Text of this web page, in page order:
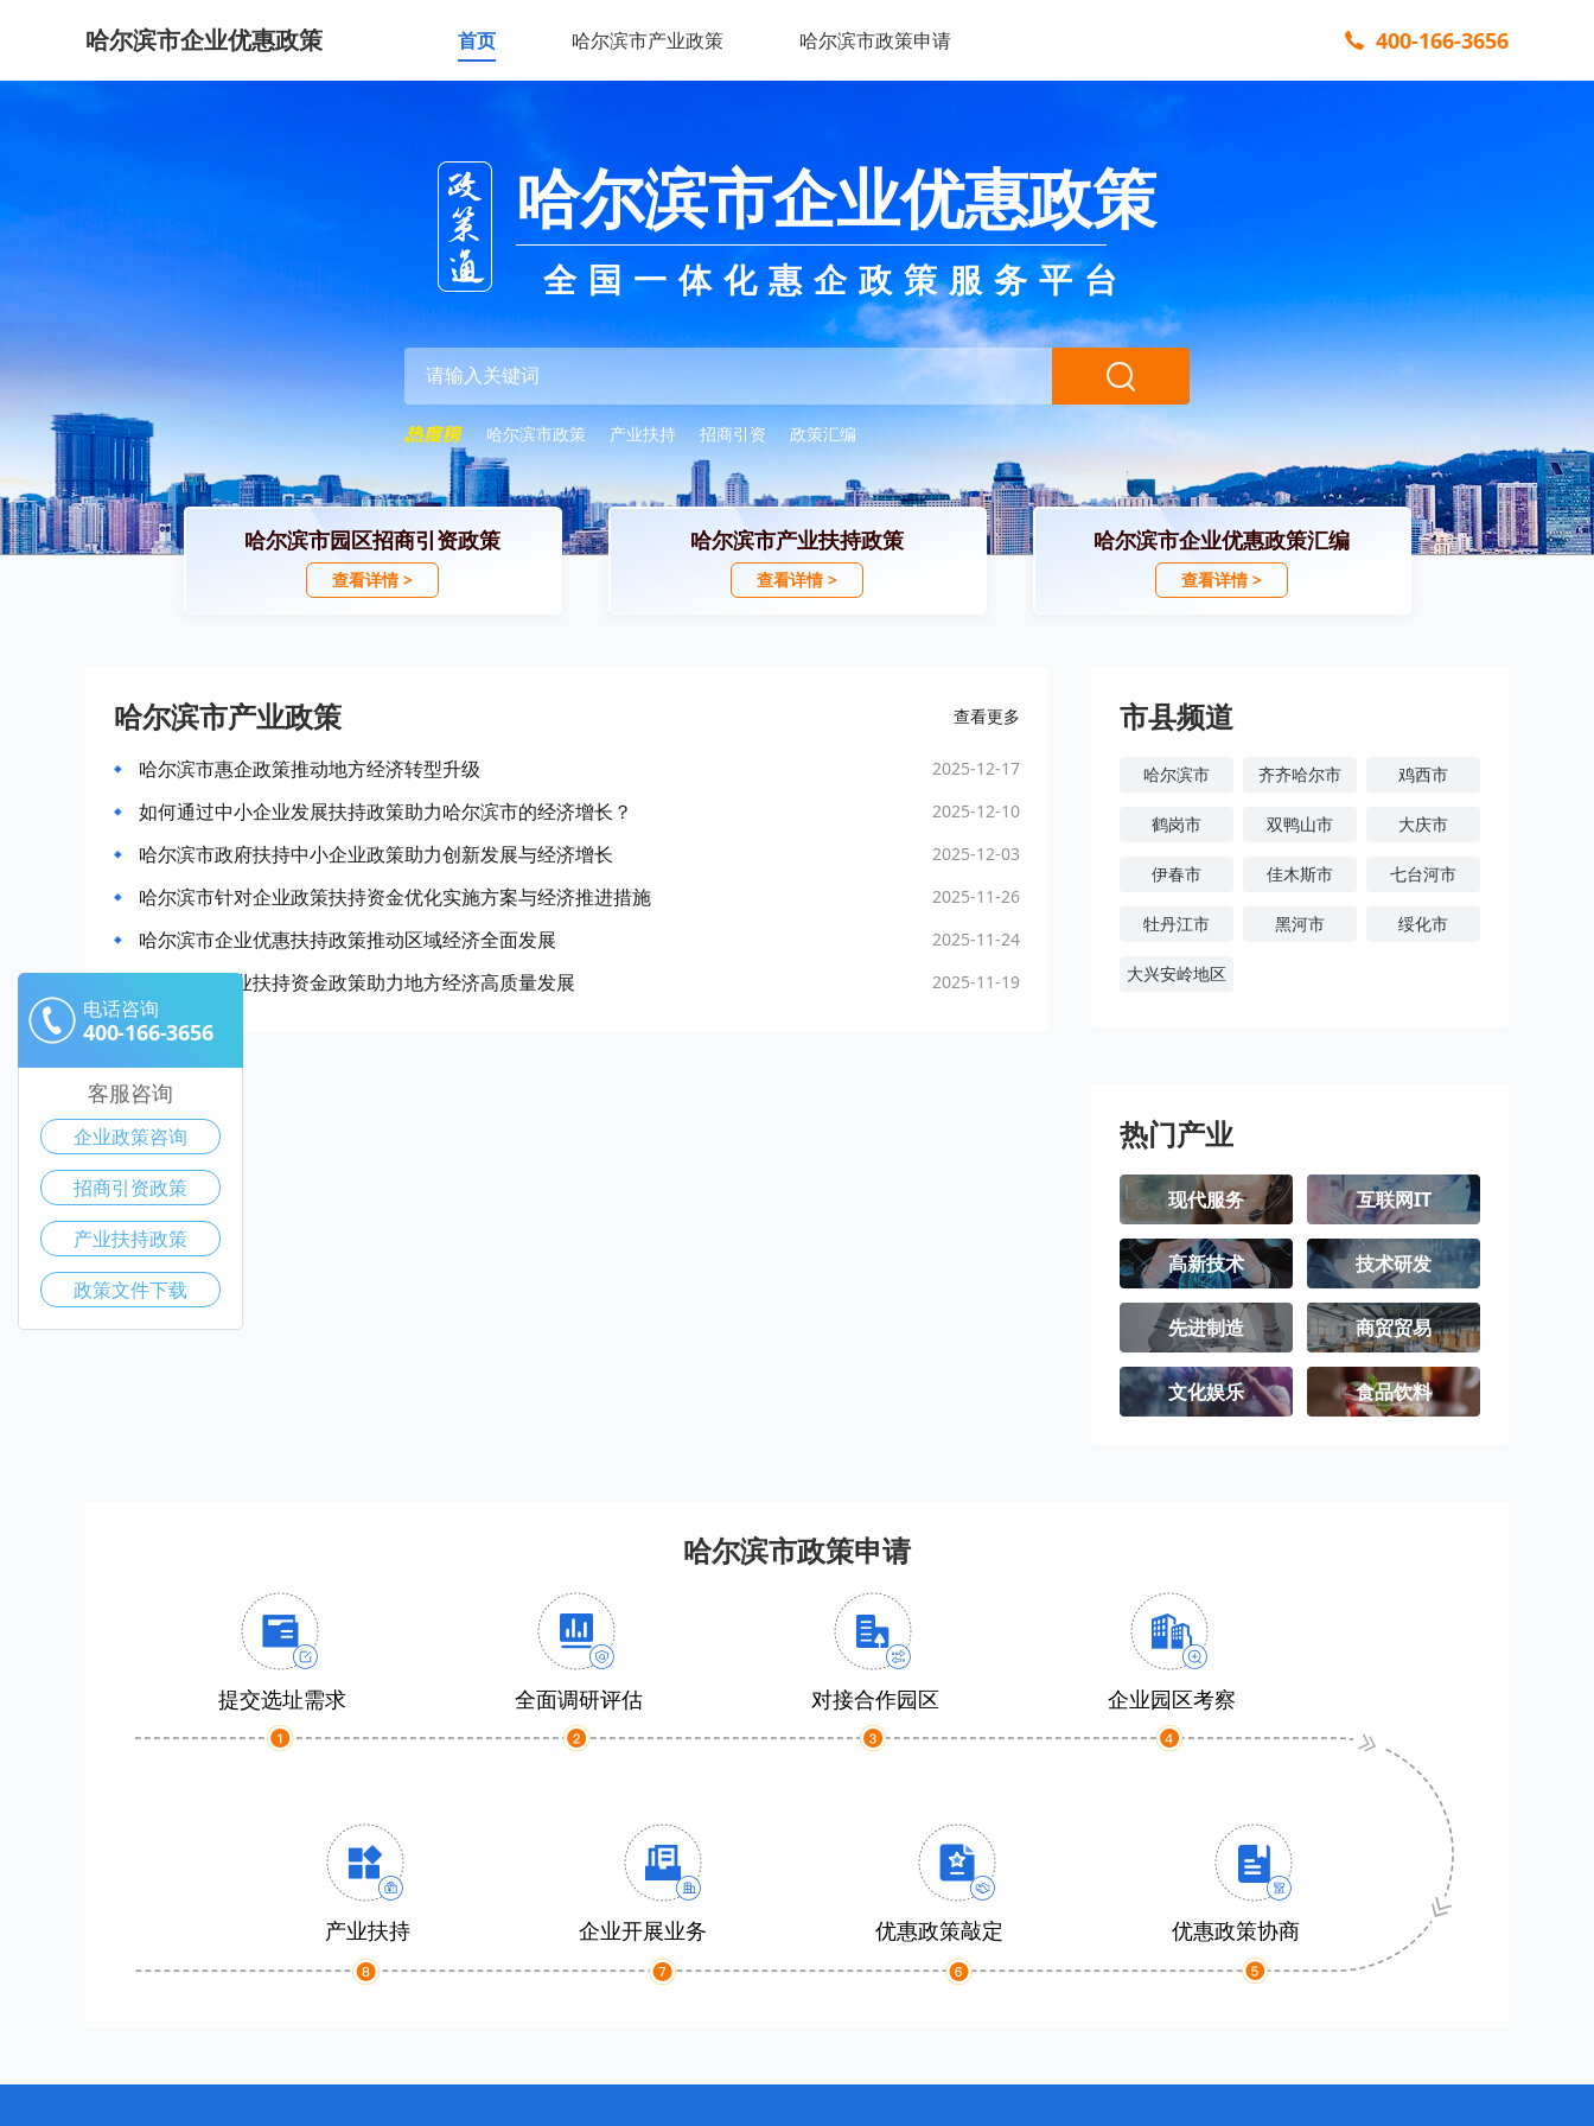
哈尔滨市企业优惠政策 首页 哈尔滨市产业政策 哈尔滨市政策申请 400-166-3656
哈尔滨市企业优惠政策
全国一体化惠企政策服务平台
哈尔滨市政策 产业扶持 招商引资 政策汇编
哈尔滨市园区招商引资政策
查看详情 >
哈尔滨市产业扶持政策
查看详情 >
哈尔滨市企业优惠政策汇编
查看详情 >
哈尔滨市产业政策 查看更多
哈尔滨市惠企政策推动地方经济转型升级 2025-12-17
如何通过中小企业发展扶持政策助力哈尔滨市的经济增长？ 2025-12-10
哈尔滨市政府扶持中小企业政策助力创新发展与经济增长 2025-12-03
哈尔滨市针对企业政策扶持资金优化实施方案与经济推进措施 2025-11-26
哈尔滨市企业优惠扶持政策推动区域经济全面发展 2025-11-24
哈尔滨市企业扶持资金政策助力地方经济高质量发展 2025-11-19
市县频道
哈尔滨市 齐齐哈尔市 鸡西市
鹤岗市 双鸭山市 大庆市
伊春市 佳木斯市 七台河市
牡丹江市 黑河市 绥化市
大兴安岭地区
热门产业
现代服务 互联网IT
高新技术 技术研发
先进制造 商贸贸易
文化娱乐 食品饮料
哈尔滨市政策申请
提交选址需求 全面调研评估 对接合作园区 企业园区考察
产业扶持 企业开展业务 优惠政策敲定 优惠政策协商
电话咨询
400-166-3656
客服咨询
企业政策咨询
招商引资政策
产业扶持政策
政策文件下载